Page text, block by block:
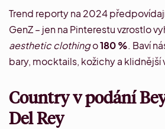
Trend reporty na 2024
GenZ – jen na Pinterestu vzrostlo
aesthetic clothingo180 %. Baví
bary, mocktails, kožichya klidnější
Country v podání
Del Rey